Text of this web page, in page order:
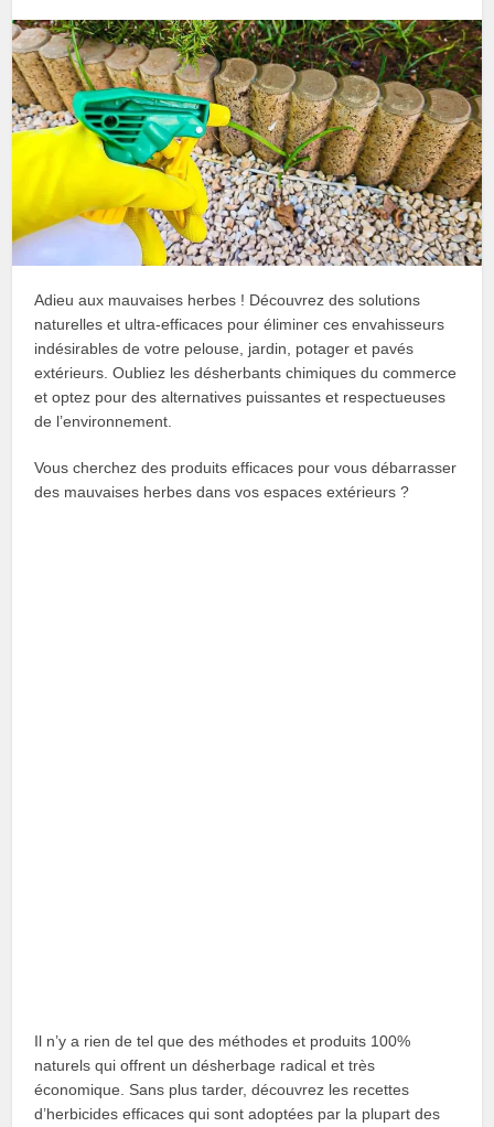
Adieu aux mauvaises herbes ! Découvrez des solutions
naturelles et ultra-efficaces pour éliminer ces envahisseurs
indésirables de votre pelouse, jardin, potager et pavés
extérieurs. Oubliez les désherbants chimiques du commerce
et optez pour des alternatives puissantes et respectueuses
de l’environnement.
Vous cherchez des produits efficaces pour vous débarrasser
des mauvaises herbes dans vos espaces extérieurs ?
Il n’y a rien de tel que des méthodes et produits 100%
naturels qui offrent un désherbage radical et très
économique. Sans plus tarder, découvrez les recettes
d’herbicides efficaces qui sont adoptées par la plupart des